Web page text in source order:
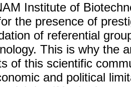
Institute of
the presence of
of referential
This is why the
of this scientific
and political